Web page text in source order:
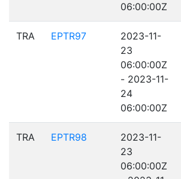
06:00:00Z
TRA EPTR97
2023-11-
23
06:00:00Z
- 2023-11-
24
06:00:00Z
TRA EPTR98
2023-11-
23
06:00:00Z